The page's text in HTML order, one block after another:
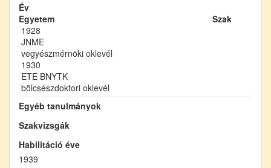
Év
Egyetem
Szak
1928
JNME
vegyészmérnöki oklevél
1930
ETE BNYTK
bölcsészdoktori oklevél
Egyéb tanulmányok
Szakvizsgák
Habilitáció éve
1939